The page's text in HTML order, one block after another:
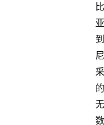
比
亚
到
尼
采
的
无
数